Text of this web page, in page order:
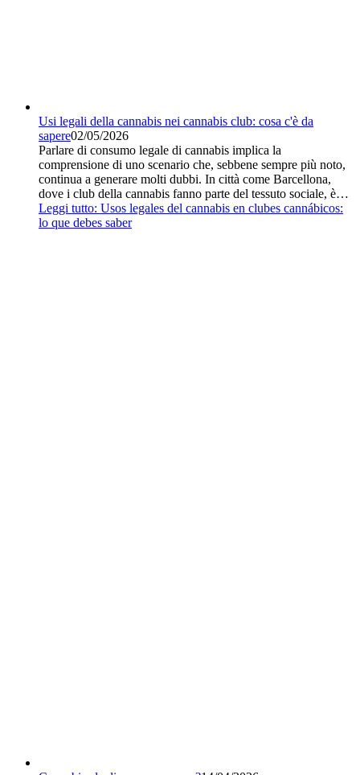
Usi legali della cannabis nei cannabis club: cosa c'è da
sapere02/05/2026
Parlare di consumo legale di cannabis implica la
comprensione di uno scenario che, sebbene sempre più noto,
continua a generare molti dubbi. In città come Barcellona,
dove i club della cannabis fanno parte del tessuto sociale, è…
Leggi tutto: Usos legales del cannabis en clubes cannábicos:
lo que debes saber